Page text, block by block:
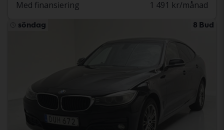
Med finansiering 1 491 kr/månad
söndag 8 Bud